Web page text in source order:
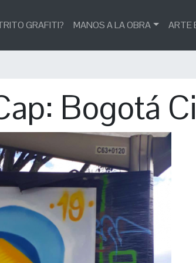
GRAFITI? MANOS A LA OBRA ARTE
Bogotá